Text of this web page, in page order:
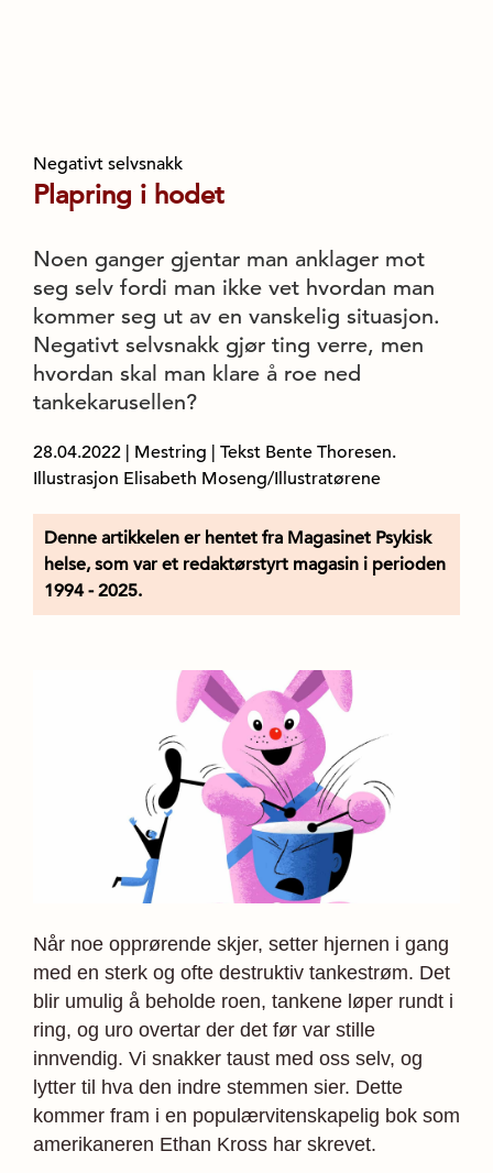
Negativt selvsnakk
Plapring i hodet
Noen ganger gjentar man anklager mot
seg selv fordi man ikke vet hvordan man
kommer seg ut av en vanskelig situasjon.
Negativt selvsnakk gjør ting verre, men
hvordan skal man klare å roe ned
tankekarusellen?
28.04.2022 | Mestring | Tekst Bente Thoresen.
Illustrasjon Elisabeth Moseng/Illustratørene
Denne artikkelen er hentet fra Magasinet Psykisk
helse, som var et redaktørstyrt magasin i perioden
1994 - 2025.
Når noe opprørende skjer, setter hjernen i gang
med en sterk og ofte destruktiv tankestrøm. Det
blir umulig å beholde roen, tankene løper rundt i
ring, og uro overtar der det før var stille
innvendig. Vi snakker taust med oss selv, og
lytter til hva den indre stemmen sier. Dette
kommer fram i en populærvitenskapelig bok som
amerikaneren Ethan Kross har skrevet.